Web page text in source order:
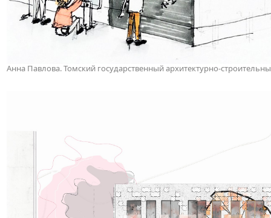
Анна Павлова. Томский государственный архитектурно-